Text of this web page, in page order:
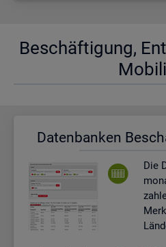
Be­schäf­ti­gung,
Da­ten­ban­ken
Die